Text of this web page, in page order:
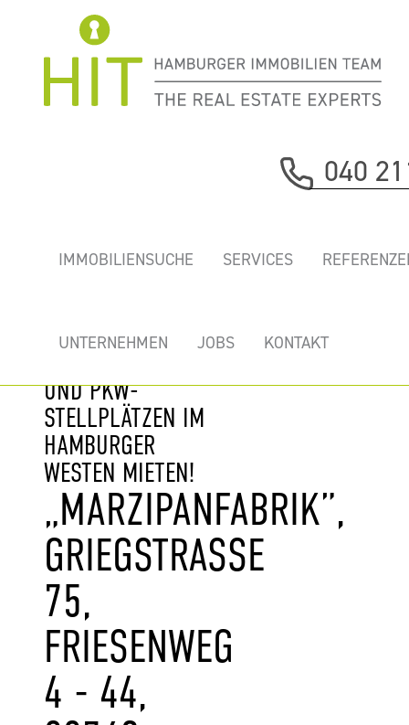
040
IMMOBILIENSUCHE SERVICES
UNTERNEHMEN JOBS KONTAKT
„MARZIPANFABRIK”
LOFTS MIT
UND PKW-
STELLPLÄTZEN IM
HAMBURGER
WESTEN MIETEN!
„MARZIPANFABRIK”,
GRIEGSTRASSE 7
5, F
RIESENWEG 4
- 44, 2